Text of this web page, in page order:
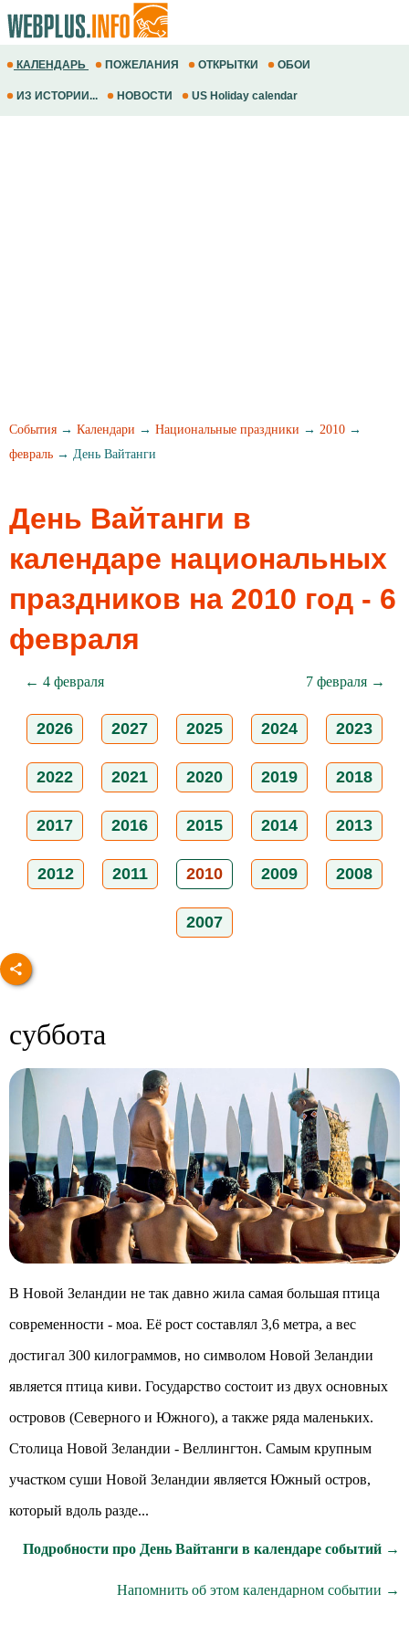
КАЛЕНДАРЬ ПОЖЕЛАНИЯ ОТКРЫТКИ ОБОИ
ИЗ ИСТОРИИ... НОВОСТИ US Holiday calendar
События → Календари → Национальные праздники → 2010 →
февраль → День Вайтанги
День Вайтанги в
календаре национальных
праздников на 2010 год - 6
февраля
← 4 февраля 7 февраля →
2026 2027 2025 2024 2023
2022 2021 2020 2019 2018
2017 2016 2015 2014 2013
2012 2011 2010 2009 2008
2007
суббота
В Новой Зеландии не так давно жила самая большая птица
современности - моа. Её рост составлял 3,6 метра, а вес
достигал 300 килограммов, но символом Новой Зеландии
является птица киви. Государство состоит из двух основных
островов (Северного и Южного), а также ряда маленьких.
Столица Новой Зеландии - Веллингтон. Самым крупным
участком суши Новой Зеландии является Южный остров,
который вдоль разде...
Подробности про День Вайтанги в календаре событий →
Напомнить об этом календарном событии →